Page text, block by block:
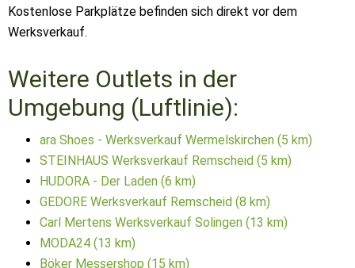
Kostenlose Parkplätze befinden sich direkt vor dem
Werksverkauf.
Weitere Outlets in der
Umgebung (Luftlinie):
ara Shoes - Werksverkauf Wermelskirchen (5 km)
STEINHAUS Werksverkauf Remscheid (5 km)
HUDORA - Der Laden (6 km)
GEDORE Werksverkauf Remscheid (8 km)
Carl Mertens Werksverkauf Solingen (13 km)
MODA24 (13 km)
Böker Messershop (15 km)